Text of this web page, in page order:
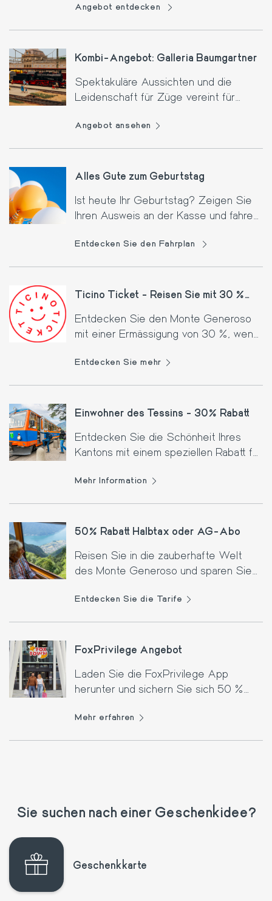
Angebot entdecken
Kombi-Angebot: Galleria Baumgartner
Spektakuläre Aussichten und die
Leidenschaft für Züge vereint für
Angebot ansehen
Alles Gute zum Geburtstag
Ist heute Ihr Geburtstag? Zeigen Sie
Ihren Ausweis an der Kasse und fahren
Angeboten kumulierbar.
Entdecken Sie den Fahrplan
Ticino Ticket - Reisen Sie mit 30 %
Entdecken Sie den Monte Generoso
mit einer Ermässigung von 30 %, wenn
Entdecken Sie mehr
Einwohner des Tessins - 30% Rabatt
Entdecken Sie die Schönheit Ihres
Kantons mit einem speziellen Rabatt für
Mehr Information
50% Rabatt Halbtax oder AG-Abo
Reisen Sie in die zauberhafte Welt
des Monte Generoso und sparen Sie
Inhaber von Halbtax- oder AG-
Entdecken Sie die Tarife
FoxPrivilege Angebot
Laden Sie die FoxPrivilege App
herunter und sichern Sie sich 50 %
Generoso!
Mehr erfahren
Sie suchen nach einer Geschenkidee?
Geschenkkarte